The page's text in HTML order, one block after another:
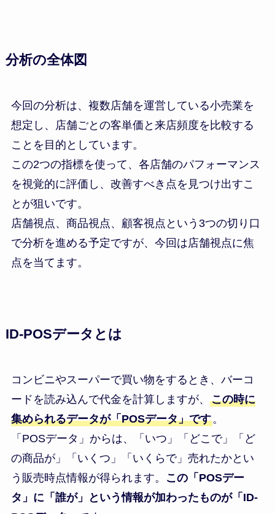
分析の全体図
今回の分析は、複数店舗を運営している小売業を
想定し、店舗ごとの客単価と来店頻度を比較する
ことを目的としています。
この2つの指標を使って、各店舗のパフォーマンス
を視覚的に評価し、改善すべき点を見つけ出すこ
とが狙いです。
店舗視点、商品視点、顧客視点という3つの切り口
で分析を進める予定ですが、今回は店舗視点に焦
点を当てます。
ID-POSデータとは
コンビニやスーパーで買い物をするとき、バーコ
ードを読み込んで代金を計算しますが、 この時に
集められるデータが「POSデータ」です。
「POSデータ」からは、「いつ」「どこで」「ど
の商品が」「いくつ」「いくらで」売れたかとい
う販売時点情報が得られます。
この「POSデー
タ」に「誰が」という情報が加わったものが「ID-